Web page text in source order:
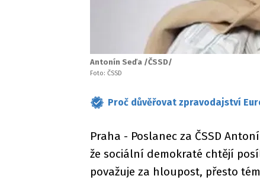
Antonín Seďa /ČSSD/
Foto: ČSSD
Proč důvěřovat zpravodajství
Praha - Poslanec za ČSSD
že sociální demokraté chtějí
považuje za hloupost, přesto